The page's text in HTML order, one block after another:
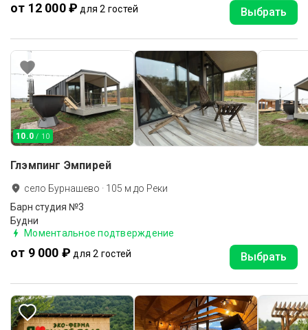
от 12 000 ₽ для 2 гостей Выбрать
10.0 / 10
Глэмпинг Эмпирей
село Бурнашево · 105 м до Реки
Барн студия №3
Будни
Моментальное подтверждение
от 9 000 ₽ для 2 гостей Выбрать